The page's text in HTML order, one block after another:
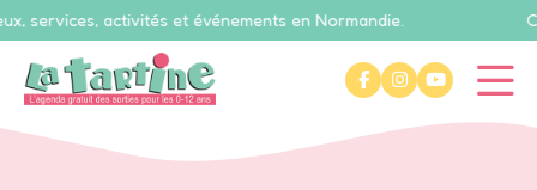
activités et événements en Normandie.